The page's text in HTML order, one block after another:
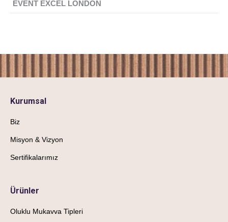
EVENT EXCEL LONDON
Kurumsal
Biz
Misyon & Vizyon
Sertifikalarımız
Ürünler
Oluklu Mukavva Tipleri